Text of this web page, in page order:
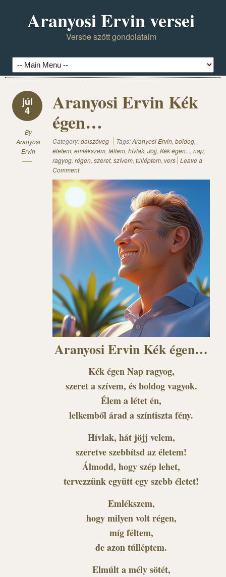
Aranyosi Ervin versei
Versbe szőtt gondolataim
júl
4
By
Aranyosi
Ervin
Aranyosi Ervin Kék
égen…
Category:dalszöveg Tags:Aranyosi Ervin, boldog,
életem, emlékszem, féltem, hívlak, Jöjj, Kék égen..., nap,
ragyog, régen, szeret, szívem, túlléptem, vers Leave a
Comment
Aranyosi Ervin Kék égen…
Kék égen Nap ragyog,
szeret a szívem, és boldog vagyok.
Élem a létet én,
lelkemből árad a színtiszta fény.
Hívlak, hát jöjj velem,
szeretve szebbítsd az életem!
Álmodd, hogy szép lehet,
tervezzünk együtt egy szebb életet!
Emlékszem,
hogy milyen volt régen,
míg féltem,
de azon túlléptem.
Elmúlt a mély sötét,